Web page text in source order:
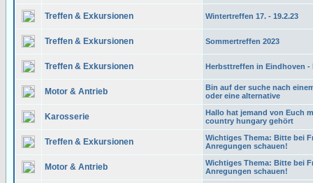
Treffen & Exkursionen Wintertreffen 17. - 19.2.23
Treffen & Exkursionen Sommertreffen 2023
Treffen & Exkursionen Herbsttreffen in Eindhoven -
Motor & Antrieb
Bin auf der suche nach
oder eine alternative
Karosserie
Hallo hat jemand von Euch
country hungary gehört
Treffen & Exkursionen
Wichtiges Thema: Bitte bei
Anregungen schauen!
Motor & Antrieb
Wichtiges Thema: Bitte bei
Anregungen schauen!